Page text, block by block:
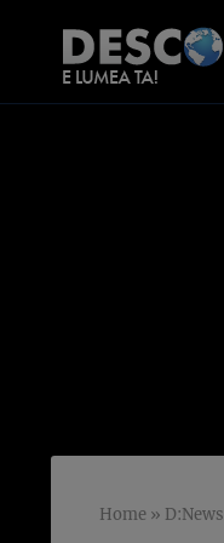
Home » D:News